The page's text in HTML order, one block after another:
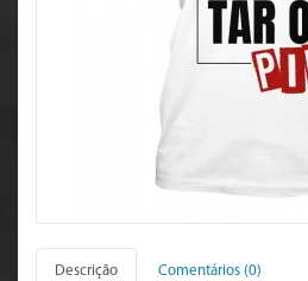
Descrição Comentários (0)